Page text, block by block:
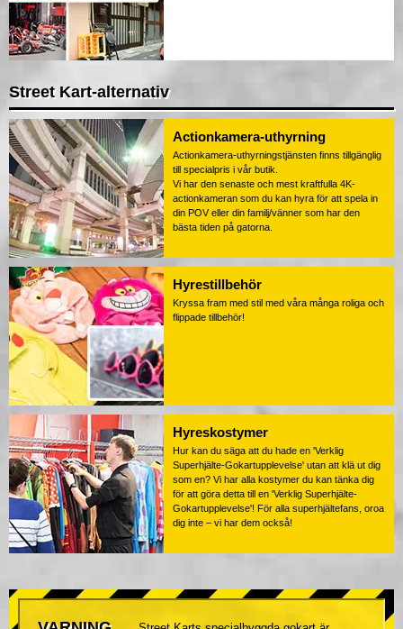
Street Kart-alternativ
Actionkamera-uthyrning
Actionkamera-uthyrningstjänsten finns tillgänglig
till specialpris i vår butik.
Vi har den senaste och mest kraftfulla 4K-
actionkameran som du kan hyra för att spela in
din POV eller din familj/vänner som har den
bästa tiden på gatorna.
Hyrestillbehör
Kryssa fram med stil med våra många roliga och
flippade tillbehör!
Hyreskostymer
Hur kan du säga att du hade en 'Verklig
Superhjälte-Gokartupplevelse' utan att klä ut dig
som en? Vi har alla kostymer du kan tänka dig
för att göra detta till en 'Verklig Superhjälte-
Gokartupplevelse'! För alla superhjältefans, oroa
dig inte – vi har dem också!